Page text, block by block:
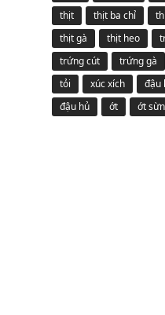
thịt
thịt ba chỉ
thịt gà
thịt heo
trứng cút
trứng gà
tỏi
xúc xích
đậu
đậu hủ
ớt ớt